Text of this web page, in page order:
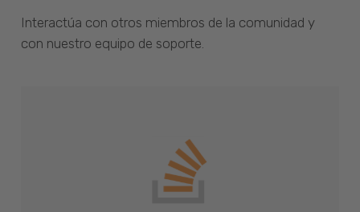
Interactúa con otros miembros de la comunidad y
con nuestro equipo de soporte.